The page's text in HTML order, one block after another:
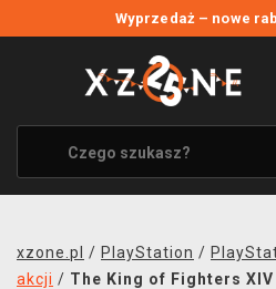
Wyprzedaż – nowe
WYPRZEDAŻ
WSZYSTKIE MARKI
XZONE ORIGINALS
UBRANIA I AKCESORIA
SOUNDTRACKI
xzone.pl / PlayStation /
akcji / The King of Fighters XIV